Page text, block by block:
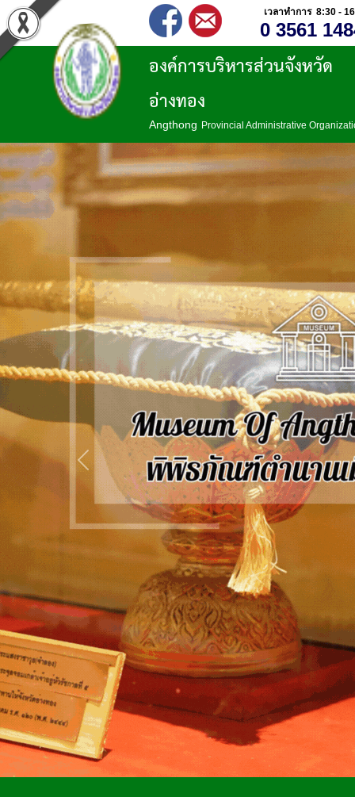
เวลาทำการ 8:30 -
0 3561
องค์การบริหารส่วนจังหวัด
อ่างทอง
Angthong Provincial Administrative
Previous